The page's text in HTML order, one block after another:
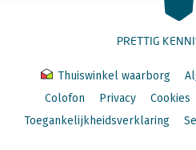
PRETTIG
Thuiswinkel waarborg
Colofon
Privacy Cookies
Toegankelijkheidsverklaring